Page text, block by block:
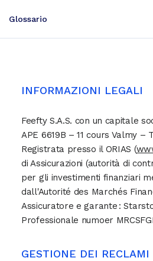
Glossario
INFORMAZIONI LEGALI
Feefty S.A.S. con un capitale
APE 6619B – 11 cours Valmy –
Registrata presso il ORIAS (
di Assicurazioni (autorità di
per gli investimenti finanziari
dall'Autorité des Marchés
Assicuratore e garante :
Professionale numoer
GESTIONE DEI RECLAMI